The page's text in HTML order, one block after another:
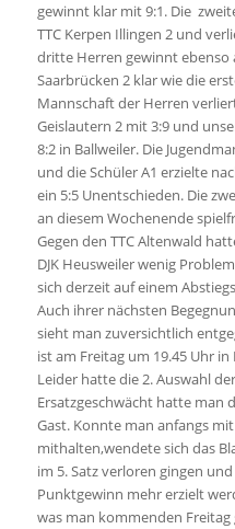
gewinnt klar mit 9:1. Die
TTC Kerpen Illingen 2 und
dritte Herren gewinnt ebenso
Saarbrücken 2 klar wie die
Mannschaft der Herren
Geislautern 2 mit 3:9 und
8:2 in Ballweiler. Die
und die Schüler A1 erzielte
ein 5:5 Unentschieden. Die
an diesem Wochenende
Gegen den TTC Altenwald
DJK Heusweiler wenig
sich derzeit auf einem
Auch ihrer nächsten
sieht man zuversichtlich
ist am Freitag um 19.45 Uhr in
Leider hatte die 2. Auswahl
Ersatzgeschwächt hatte man
Gast. Konnte man anfangs
mithalten,wendete sich das
im 5. Satz verloren gingen
Punktgewinn mehr erzielt
was man kommenden Freitag